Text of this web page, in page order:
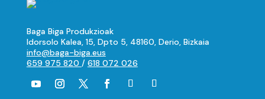
Baga Biga Produkzioak
Idorsolo Kalea, 15, Dpto 5, 48160, Derio, Bizkaia
info@baga-biga.eus
659 975 820 / 618 072 026